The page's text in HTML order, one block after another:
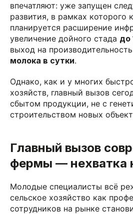
впечатляют: уже запущен
развития, в рамках которого
планируется расширение
увеличение дойного стада до
выход на производительность
молока в сутки.
Однако, как и у многих
хозяйств, главный вызов
сбытом продукции, не с
строительством новых
Главный вызов
фермы — нехватка
Молодые специалисты всё
сельское хозяйство как
сотрудников на рынке